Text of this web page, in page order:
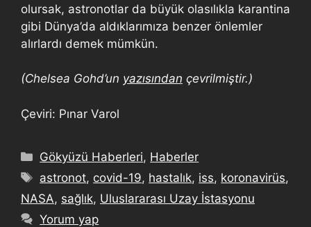
olursak, astronotlar da büyük olasılıkla karantina
gibi Dünya’da aldıklarımıza benzer önlemler
alırlardı demek mümkün.
(Chelsea Gohd’un yazısından çevrilmiştir.)
Çeviri: Pınar Varol
Gökyüzü Haberleri, Haberler
astronot, covid-19, hastalık, iss, koronavirüs,
NASA, sağlık, Uluslararası Uzay İstasyonu
Yorum yap